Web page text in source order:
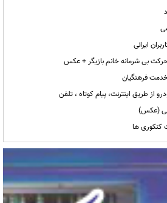
بی شرمانه خانم بازیگر + عکس
از طریق اینترنت، پیام کوتاه ، تلفن
(عکس)
کنکوری ها